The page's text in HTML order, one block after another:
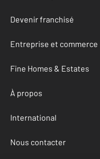
Devenir franchisé
Entreprise et commerce
Fine Homes & Estates
À propos
International
Nous contacter